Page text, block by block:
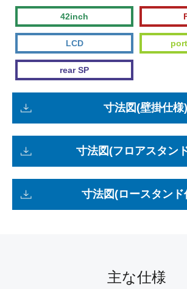
42inch
LCD
rear SP
寸法図(壁掛仕様)
寸法図(フロアスタン
寸法図(ロースタンド
主な仕様